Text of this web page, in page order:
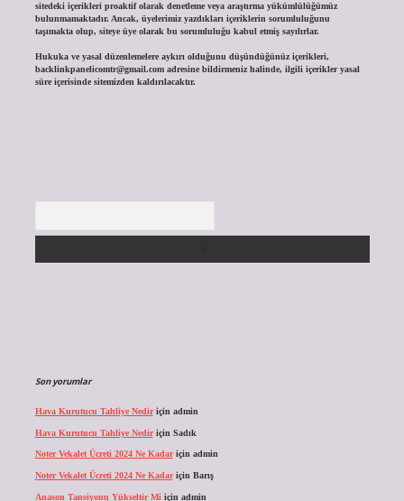
sitedeki içerikleri proaktif olarak denetleme veya araştırma yükümlülüğümüz
bulunmamaktadır. Ancak, üyelerimiz yazdıkları içeriklerin sorumluluğunu
taşımakta olup, siteye üye olarak bu sorumluluğu kabul etmiş sayılırlar.
Hukuka ve yasal düzenlemelere aykırı olduğunu düşündüğünüz içerikleri,
backlinkpanelicomtr@gmail.comadresine bildirmeniz halinde, ilgili içerikler yasal
süre içerisinde sitemizden kaldırılacaktır.
Son yorumlar
Hava Kurutucu Tahliye Nediriçin admin
Hava Kurutucu Tahliye Nediriçin Sadık
Noter Vekalet Ücreti 2024 Ne Kadariçin admin
Noter Vekalet Ücreti 2024 Ne Kadariçin Barış
Anason Tansiyonu Yükseltir Mi için admin